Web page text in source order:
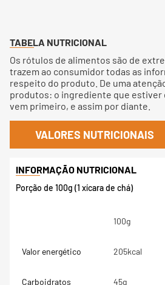
TABELA NUTRICIONAL
Os rótulos de alimentos são de
trazem ao consumidor todas as
respeito do produto. De uma
produtos: o ingrediente que estiver
vem primeiro, e assim por diante.
VALORES NUTRICIONAIS
Porção de 100g (1 xícara de chá)
100g
Valor energético 205kcal
Carboidratos 45g